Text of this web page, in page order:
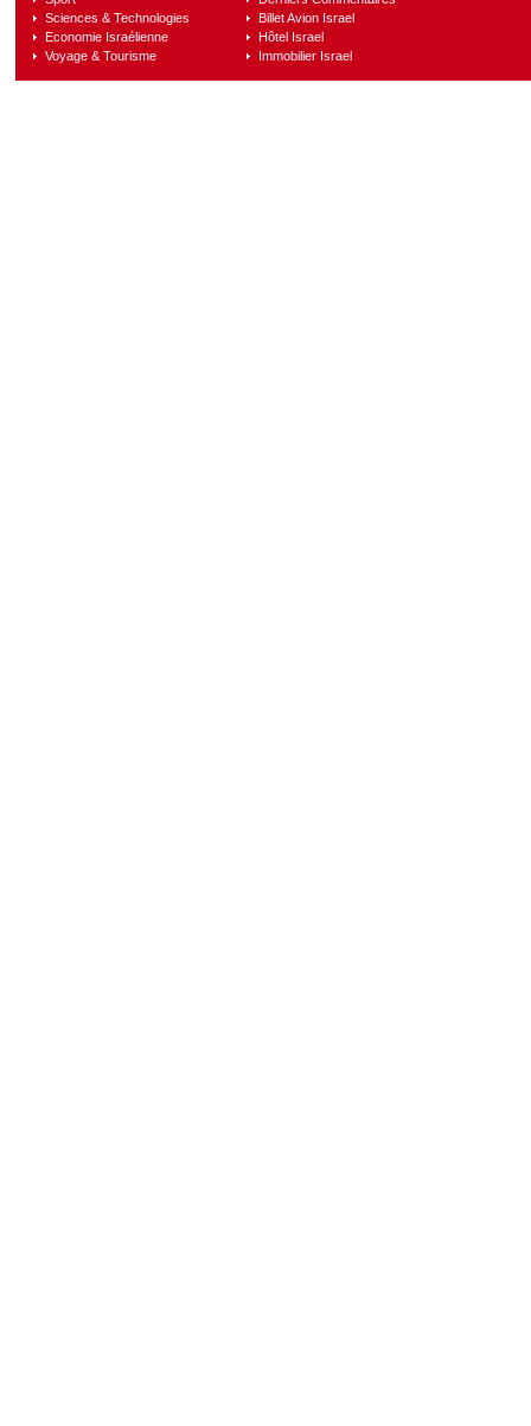
Sciences & Technologies
Economie Israélienne
Voyage & Tourisme
Billet Avion Israel
Hôtel Israel
Immobilier Israel